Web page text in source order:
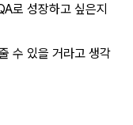
로 성장하고 싶은지
수 있을 거라고 생각